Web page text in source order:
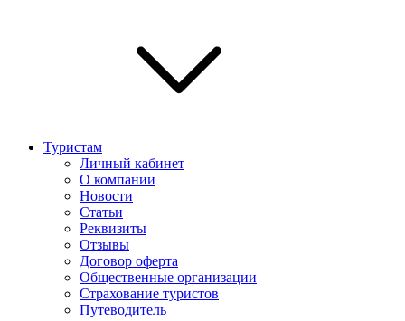
Туристам
Личный кабинет
О компании
Новости
Статьи
Реквизиты
Отзывы
Договор оферта
Общественные организации
Страхование туристов
Путеводитель